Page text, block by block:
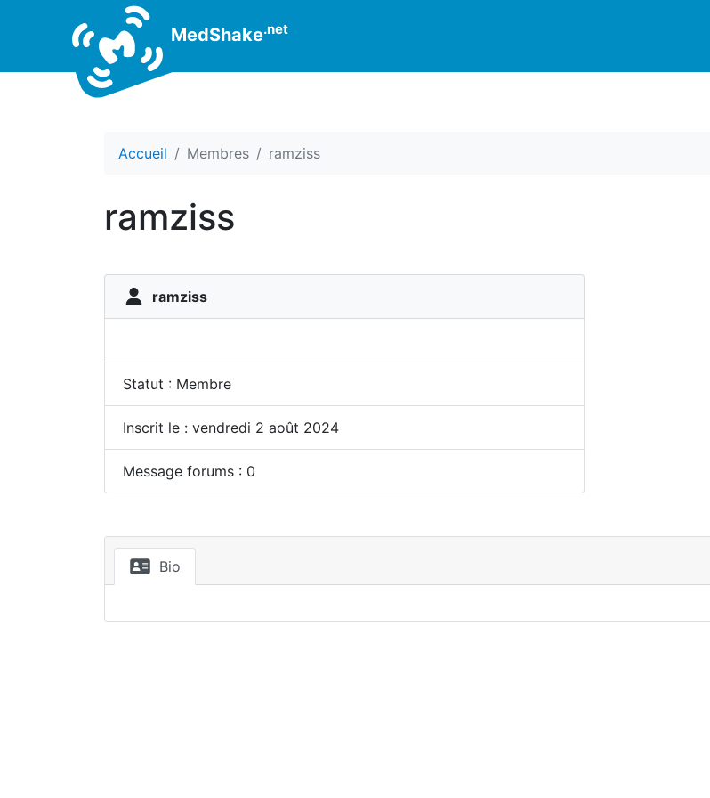
MedShake.net
Accueil Membres ramziss
ramziss
ramziss
Statut : Membre
Inscrit le : vendredi 2 août 2024
Message forums : 0
Bio